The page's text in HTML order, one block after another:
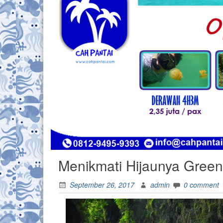
Menikmati Hijaunya
September 26, 2017 admin 0 comment